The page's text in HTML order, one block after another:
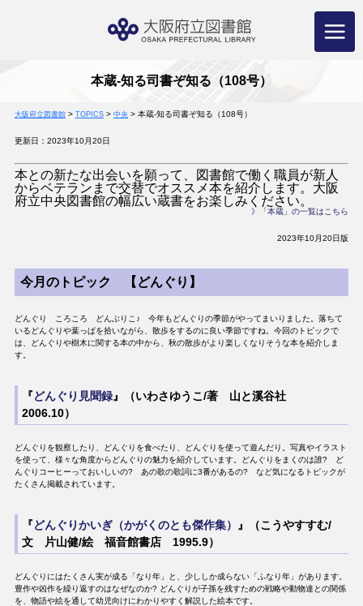
本蔵-知る司書ぞ知る（108号）
大阪府立図書館> TOPICS> 中央> 本蔵-知る司書ぞ知る（108号）
更新日：2023年10月20日
本との新たな出会いを願って、図書館で働く職員が新人
からベテランまで交替でオススメ本を紹介します。大阪
府立中央図書館の幅広い蔵書をお楽しみください。
》「本蔵」の一覧はこちら
2023年10月20日版
今月のトピック 【どんぐり】
どんぐり ころころ どんぶりこ♪ 今年もどんぐりの季節がやってまいりました。落ちて
いるどんぐりや葉っぱを拾いながら、散歩をするのに良い季節ですね。今回のトピックで
は、どんぐりや樹木に関する本の中から、秋の散歩がより楽しくなりそうな本を紹介しま
す。
『どんぐり見聞録』（いわさゆうこ/著 山と溪谷社
2006.10）
どんぐりを観察したり、どんぐりを食べたり、どんぐりを使って遊んだり。写真やイラスト
を使って、様々な角度からどんぐりの魅力を紹介しています。どんぐりをまくのは誰? ど
んぐりコーヒーっておいしいの? あの歌の歌詞に3番があるの? など気になるトピックが
たくさん掲載されています。
『どんぐりかいぎ（かがくのとも傑作集）
』（こうやすすむ/
文 片山健/絵 福音館書店 1995.9）
どんぐりにはたくさん実が成る「なり年」と、少ししか成らない「ふなり年」があります。
豊作や凶作を繰り返すのはなぜなのか? どんぐりが子孫を残すための戦略や動物達との関係
を、物語や絵を通して幼児向けにわかりやすく解説した絵本です。